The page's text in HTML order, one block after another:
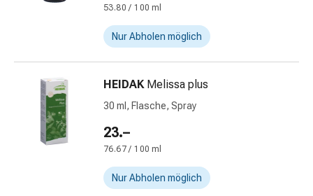
Rezeptpflichtige
Arzneimittel
Rezeptpflichtige
Arzneimittel
Vaginalbeschwerden
Wechseljahre
Scheideninfektion
Vaginalgesundheit
53.80 / 100 ml
Nur Abholen möglich
HEIDAK Melissa plus
30 ml, Flasche, Spray
23.–
76.67 / 100 ml
Nur Abholen möglich